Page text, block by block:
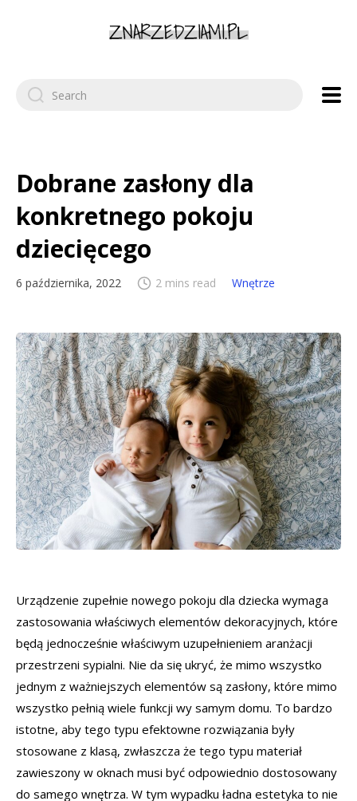
Search
for:
Dobrane zasłony dla
konkretnego pokoju
dziecięcego
6 października, 2022 2 mins read Wnętrze
Urządzenie zupełnie nowego pokoju dla dziecka wymaga
zastosowania właściwych elementów dekoracyjnych, które
będą jednocześnie właściwym uzupełnieniem aranżacji
przestrzeni sypialni. Nie da się ukryć, że mimo wszystko
jednym z ważniejszych elementów są zasłony, które mimo
wszystko pełnią wiele funkcji wy samym domu. To bardzo
istotne, aby tego typu efektowne rozwiązania były
stosowane z klasą, zwłaszcza że tego typu materiał
zawieszony w oknach musi być odpowiednio dostosowany
do samego wnętrza. W tym wypadku ładna estetyka to nie